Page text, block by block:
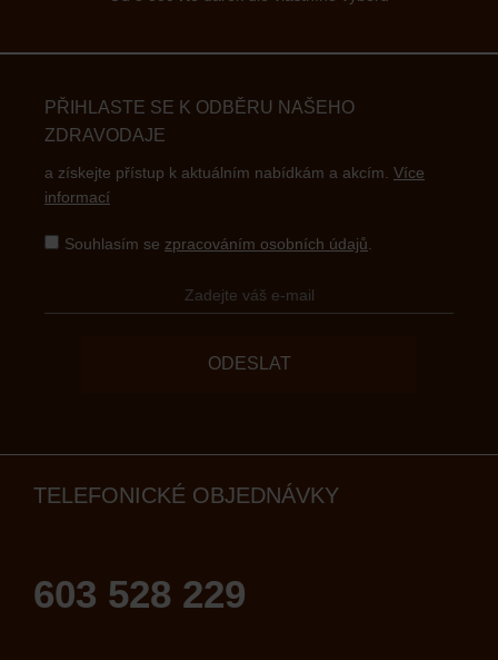
PŘIHLASTE SE K ODBĚRU NAŠEHO
ZDRAVODAJE
a získejte přístup k aktuálním nabídkám a akcím. Více
informací
Souhlasím se zpracováním osobních údajů
ODESLAT
TELEFONICKÉ OBJEDNÁVKY
603 528 229